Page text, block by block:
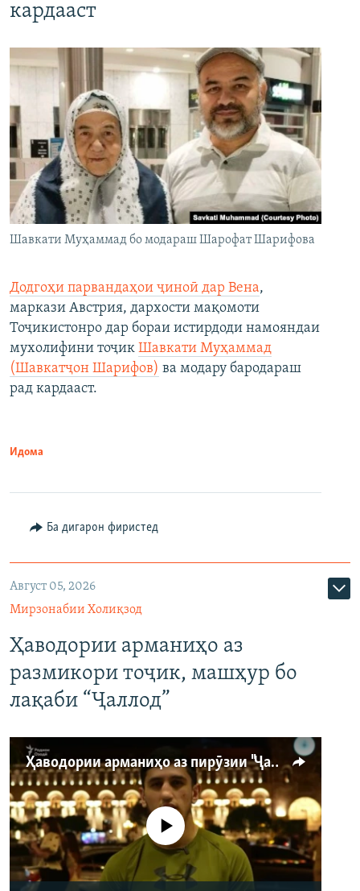
кардааст
Шавкати Муҳаммад бо модараш Шарофат Шарифова
Додгоҳи парвандаҳои ҷиноӣ дар Вена,
маркази Австрия, дархости мақомоти
Тоҷикистонро дар бораи истирдоди намояндаи
мухолифини тоҷик Шавкати Муҳаммад
(Шавкатҷон Шарифов) ва модару бародараш
рад кардааст.
Идома
Ба дигарон фиристед
Август 05, 2026
Мирзонабии Холиқзод
Ҳаводории арманиҳо аз
размикори тоҷик, машҳур бо
лақаби “Ҷаллод”
Ҳаводории арманиҳо аз пирӯзии "Ҷаллод"-и тоҷик
Феълан кор намекунад